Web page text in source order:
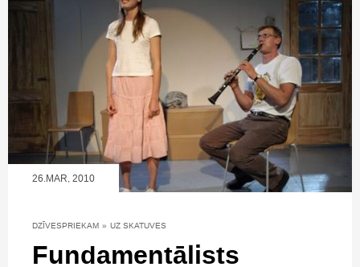
26.MAR, 2010
DZĪVESPRIEKAM » UZ SKATUVES
Fundamentālists